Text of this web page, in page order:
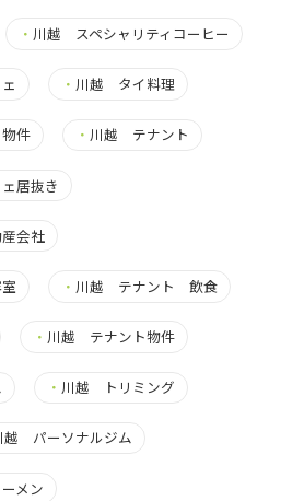
・ 川越 スペシャリティコーヒー
・ 川越 タイ料理
件 ・ 川越 テナント
居抜き
会社
・ 川越 テナント 飲食
・ 川越 テナント物件
・ 川越 トリミング
越 パーソナルジム
メン